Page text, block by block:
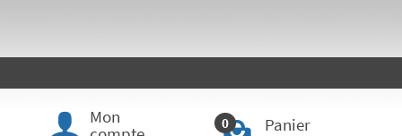
Mon 0 Panier